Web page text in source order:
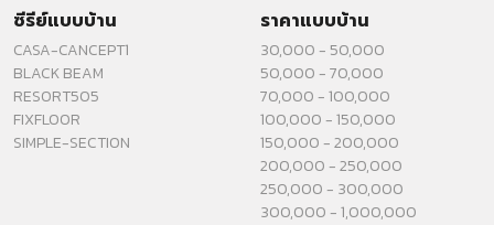
ซีรีย์แบบบ้าน
CASA-CANCEPT1
BLACK BEAM
RESORT505
FIXFLOOR
SIMPLE-SECTION
ราคาแบบบ้าน
30,000 - 50,000
50,000 - 70,000
70,000 - 100,000
100,000 - 150,000
150,000 - 200,000
200,000 - 250,000
250,000 - 300,000
300,000 - 1,000,000